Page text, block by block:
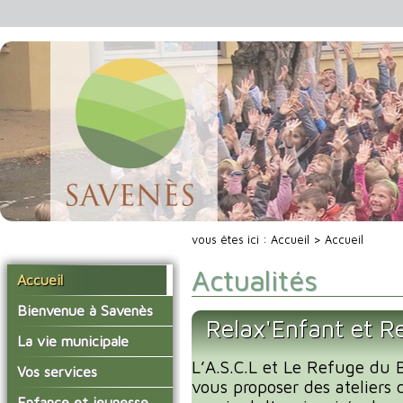
Accueil
Bienvenue à Savenès
Situer Savenès
Savenès en chiffre
L'histoire du village
La vie municipale
Vos élus
Les compte-rendus du
Vos services
La mairie
vous êtes ici : Accueil > Accueil
Actualités
Relax'Enfant et
L’A.S.C.L et Le Refuge
vous proposer des